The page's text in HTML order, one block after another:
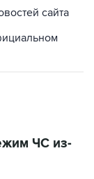
сайта
ЧС из-